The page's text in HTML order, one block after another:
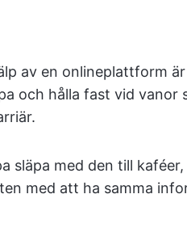
av en onlineplattform
och hålla fast vid vanor
släpa med den till
med att ha samma